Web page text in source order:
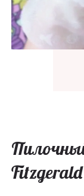
Fitzgerald